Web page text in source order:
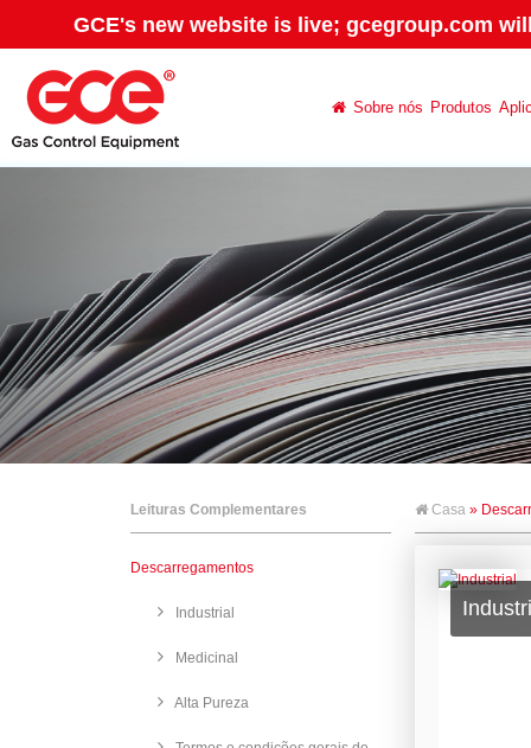
GCE's new website is live; gcegroup.com
Sobre nós Produtos
Leituras Complementares
Descarregamentos
Industrial
Medicinal
Alta Pureza
Casa »